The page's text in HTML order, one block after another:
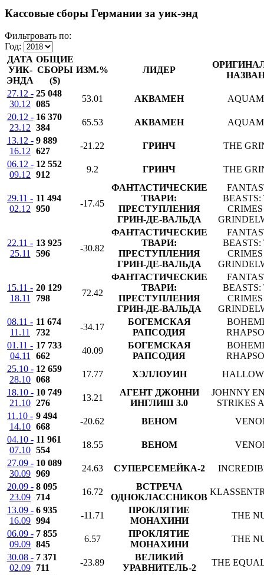
Кассовые сборы Германии за уик-энд
Фильтровать по:
Год:
ДАТА
УИК-
ЭНДА
ОБЩИЕ
СБОРЫ
($)
ИЗМ.% ЛИДЕР
27.12 -
30.12
25 048
085
53.01 АКВАМЕН
20.12 -
23.12
16 370
384
65.53 АКВАМЕН
13.12 -
16.12
9 889
627
-21.22 ГРИНЧ
THE
06.12 -
09.12
12 552
912
9.2 ГРИНЧ THE
29.11 -
02.12
11 494
950
-17.45
ФАНТАСТИЧЕСКИЕ
ТВАРИ:
ПРЕСТУПЛЕНИЯ
ГРИН-ДЕ-ВАЛЬДА
BEASTS:
22.11 -
25.11
13 925
596
-30.82
ФАНТАСТИЧЕСКИЕ
ТВАРИ:
ПРЕСТУПЛЕНИЯ
ГРИН-ДЕ-ВАЛЬДА
BEASTS:
15.11 -
18.11
20 129
798
72.42
ФАНТАСТИЧЕСКИЕ
ТВАРИ:
ПРЕСТУПЛЕНИЯ
ГРИН-ДЕ-ВАЛЬДА
BEASTS:
08.11 -
11.11
11 674
732
-34.17
БОГЕМСКАЯ
РАПСОДИЯ
01.11 -
04.11
17 733
662
40.09
БОГЕМСКАЯ
РАПСОДИЯ
25.10 -
28.10
12 659
068
17.77 ХЭЛЛОУИН
18.10 -
21.10
10 749
276
13.21
АГЕНТ ДЖОННИ
ИНГЛИШ 3.0
JOHNNY
STRIKES
11.10 -
14.10
9 494
668
-20.62 ВЕНОМ
04.10 -
07.10
11 961
554
18.55 ВЕНОМ
27.09 -
30.09
10 089
969
24.63 СУПЕРСЕМЕЙКА-2
20.09 -
23.09
8 095
714
16.72
ВСТРЕЧА
ОДНОКЛАССНИКОВ
13.09 -
16.09
6 935
994
-11.71
ПРОКЛЯТИЕ
МОНАХИНИ
THE
06.09 -
09.09
7 855
845
6.57
ПРОКЛЯТИЕ
МОНАХИНИ
THE
30.08 -
02.09
7 371
711
-23.89
ВЕЛИКИЙ
УРАВНИТЕЛЬ-2
THE